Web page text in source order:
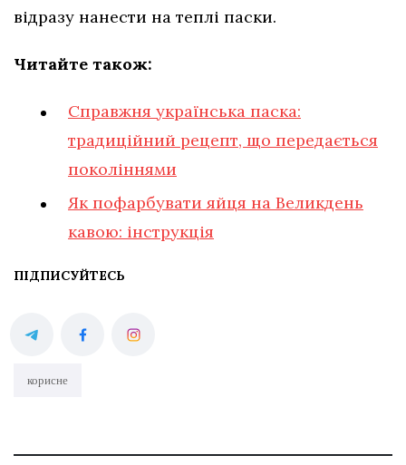
відразу нанести на теплі паски.
Читайте також:
Справжня українська паска:
традиційний рецепт, що передається
поколіннями
Як пофарбувати яйця на Великдень
кавою: інструкція
ПІДПИСУЙТЕСЬ
корисне